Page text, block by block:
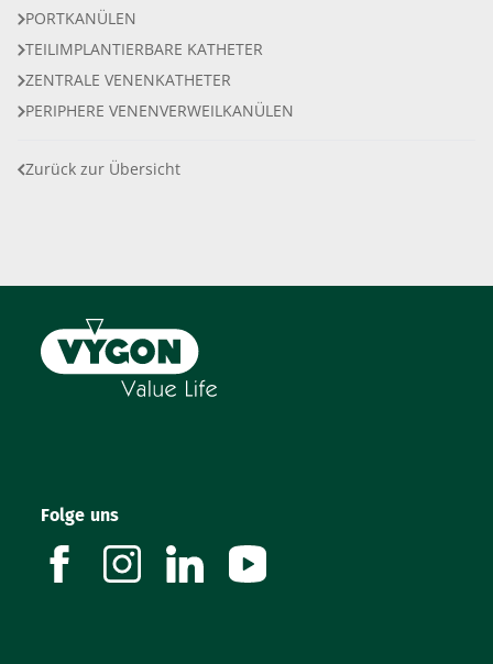
PORTKANÜLEN
TEILIMPLANTIERBARE KATHETER
ZENTRALE VENENKATHETER
PERIPHERE VENENVERWEILKANÜLEN
Zurück zur Übersicht
Folge uns